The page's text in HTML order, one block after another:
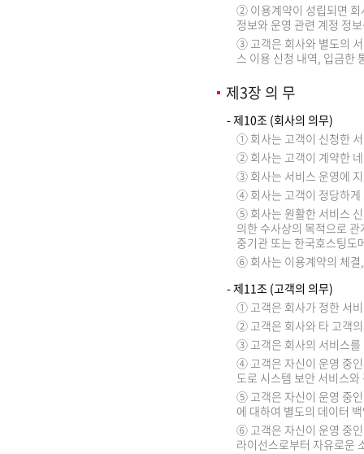
② 이용계약이 성립되면 회
정보와 운영 관련 계정 정
③ 고객은 회사와 별도의
스 이용 신청 내역, 입금한
제3장 의 무
- 제10조 (회사의 의무)
① 회사는 고객이 신청한
② 회사는 고객이 계약한
③ 회사는 서비스 운영에
④ 회사는 고객이 정당하게
⑤ 회사는 원활한 서비스
의한 수사상의 목적으로
중기관 또는 한국호스팅도
⑥ 회사는 이용계약의 체결
- 제11조 (고객의 의무)
① 고객은 회사가 정한 서
② 고객은 회사와 타 고객
③ 고객은 회사의 서비스를
④ 고객은 자신이 운영 중
도로 시스템 보안 서비스
⑤ 고객은 자신이 운영 중
에 대하여 별도의 데이터
⑥ 고객은 자신이 운영 중
라이선스로부터 자유로운